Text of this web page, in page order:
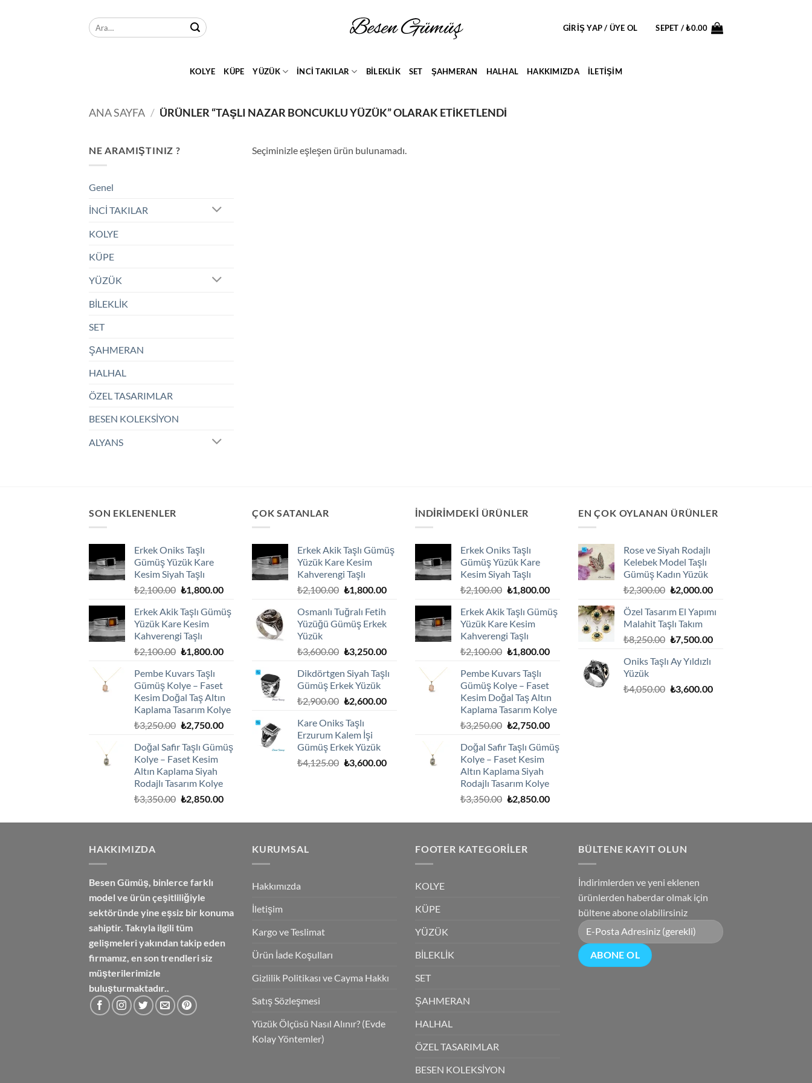
Ara:
GIRIŞ YAP / ÜYE OL SEPET /₺0.00
KOLYE KÜPE YÜZÜK İNCİ TAKILAR BİLEKLİK SET ŞAHMERAN HALHAL HAKKIMIZDA İLETIŞIM
ANA SAYFA / ÜRÜNLER “TAŞLI NAZAR BONCUKLU YÜZÜK” OLARAK ETIKETLENDI
NE ARAMIŞTINIZ ?
Genel
İNCİ TAKILAR
KOLYE
KÜPE
YÜZÜK
BİLEKLİK
SET
ŞAHMERAN
HALHAL
ÖZEL TASARIMLAR
BESEN KOLEKSİYON
ALYANS
Seçiminizle eşleşen ürün bulunamadı.
SON EKLENENLER
Erkek Oniks Taşlı
Gümüş Yüzük Kare
Kesim Siyah Taşlı
₺2,100.00 Orijinal
₺2,100.00.
₺1,800.00Şu
fiyat:
₺1,800.00.
Erkek Akik Taşlı Gümüş
Yüzük Kare Kesim
Kahverengi Taşlı
₺2,100.00 Orijinal
₺2,100.00.
₺1,800.00Şu
₺1,800.00.
Pembe Kuvars Taşlı
Gümüş Kolye – Faset
Kesim Doğal Taş Altın
Kaplama Tasarım Kolye
₺3,250.00 Orijinal
₺3,250.00.
₺2,750.00Şu
fiyat:
Doğal Safir Taşlı Gümüş
Kolye – Faset Kesim
Altın Kaplama Siyah
Rodajlı Tasarım Kolye
₺3,350.00 Orijinal
₺3,350.00.
₺2,850.00Şu
fiyat:
ÇOK SATANLAR
Erkek Akik Taşlı Gümüş
Yüzük Kare Kesim
Kahverengi Taşlı
₺2,100.00 Orijinal
₺2,100.00.
₺1,800.00Şu
₺1,800.00.
Osmanlı Tuğralı Fetih
Yüzüğü Gümüş Erkek
Yüzük
₺3,600.00 Orijinal
₺3,600.00.
₺3,250.00Şu
fiyat:
₺3,250.00.
Dikdörtgen Siyah Taşlı
Gümüş Erkek Yüzük
₺2,900.00 Orijinal
₺2,900.00.
₺2,600.00Şu
Kare Oniks Taşlı
Erzurum Kalem İşi
Gümüş Erkek Yüzük
₺4,125.00 Orijinal
₺3,600.00Şu
İNDIRIMDEKI ÜRÜNLER
Erkek Oniks Taşlı
Gümüş Yüzük Kare
Kesim Siyah Taşlı
₺2,100.00 Orijinal
₺2,100.00.
₺1,800.00Şu
fiyat:
₺1,800.00.
Erkek Akik Taşlı Gümüş
Yüzük Kare Kesim
Kahverengi Taşlı
₺2,100.00 Orijinal
₺2,100.00.
₺1,800.00Şu
₺1,800.00.
Pembe Kuvars Taşlı
Gümüş Kolye – Faset
Kesim Doğal Taş Altın
Kaplama Tasarım Kolye
₺3,250.00 Orijinal
₺3,250.00.
₺2,750.00Şu
fiyat:
Doğal Safir Taşlı Gümüş
Kolye – Faset Kesim
Altın Kaplama Siyah
Rodajlı Tasarım Kolye
₺3,350.00 Orijinal
₺3,350.00.
₺2,850.00Şu
fiyat:
EN ÇOK OYLANAN ÜRÜNLER
Rose ve Siyah Rodajlı
Kelebek Model Taşlı
Gümüş Kadın Yüzük
₺2,300.00 Orijinal
₺2,300.00.
₺2,000.00Şu
fiyat:
Özel Tasarım El Yapımı
Malahit Taşlı Takım
₺8,250.00 Orijinal
₺8,250.00.
₺7,500.00Şu
Oniks Taşlı Ay Yıldızlı
Yüzük
₺4,050.00 Orijinal
₺3,600.00Şu
HAKKIMIZDA
Besen Gümüş, binlerce farklı
model ve ürün çeşitliliğiyle
sektöründe yine eşsiz bir konuma
sahiptir. Takıyla ilgili tüm
gelişmeleri yakından takip eden
firmamız, en son trendleri siz
müşterilerimizle
buluşturmaktadır..
KURUMSAL
Hakkımızda
İletişim
Kargo ve Teslimat
Ürün İade Koşulları
Gizlilik Politikası ve Cayma Hakkı
Satış Sözleşmesi
Yüzük Ölçüsü Nasıl Alınır? (Evde
Kolay Yöntemler)
FOOTER KATEGORILER
KOLYE
KÜPE
YÜZÜK
BİLEKLİK
SET
ŞAHMERAN
HALHAL
ÖZEL TASARIMLAR
BESEN KOLEKSİYON
BÜLTENE KAYIT OLUN
İndirimlerden ve yeni eklenen
ürünlerden haberdar olmak için
bültene abone olabilirsiniz